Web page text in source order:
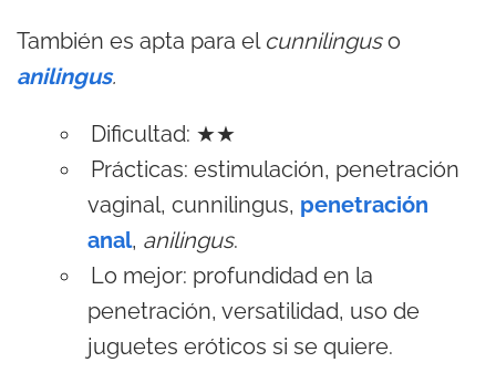
También es apta para el cunnilinguso
anilingus.
Dificultad: ★★
Prácticas: estimulación, penetración
vaginal, cunnilingus, penetración
anal, anilingus.
Lo mejor: profundidad en la
penetración, versatilidad, uso de
juguetes eróticos si se quiere.